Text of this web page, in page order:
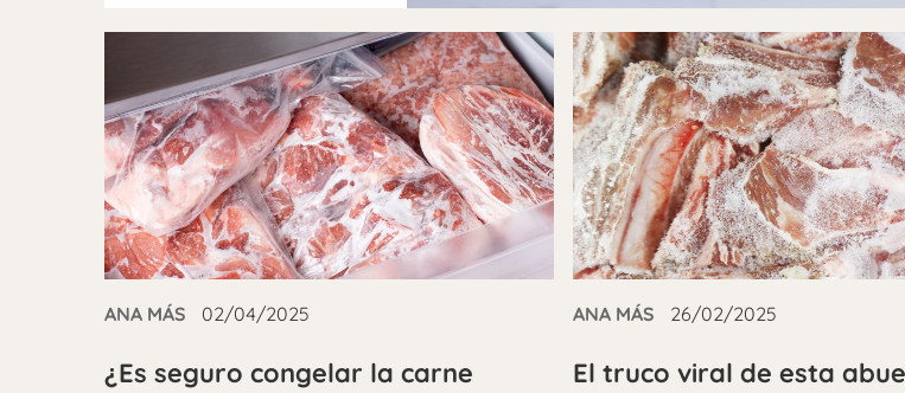
ANA MÁS 02/04/2025
¿Es seguro congelar la carne
ANA MÁS 26/02/2025
El truco viral de esta